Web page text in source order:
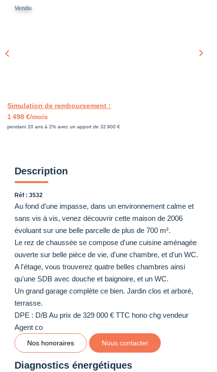
Vendu
Simulation de remboursement :
1 498 €/mois
pendant 20 ans à 2% avec un apport de 32 900 €
Description
Réf : 3532
Au fond d'une impasse, dans un environnement calme et
sans vis à vis, venez découvrir cette maison de 2006
évoluant sur une belle parcelle de plus de 700 m².
Le rez de chaussée se compose d'une cuisine aménagée
ouverte sur belle pièce de vie, d'une chambre, et d'un WC.
A l'étage, vous trouverez quatre belles chambres ainsi
qu'une SDB avec douche et baignoire, et un WC.
Un grand garage complète ce bien. Jardin clos et arboré,
terrasse.
DPE : D/B Au prix de 329 000 € TTC hono chg vendeur
Agent co
Nos honoraires Nous contacter
Diagnostics énergétiques